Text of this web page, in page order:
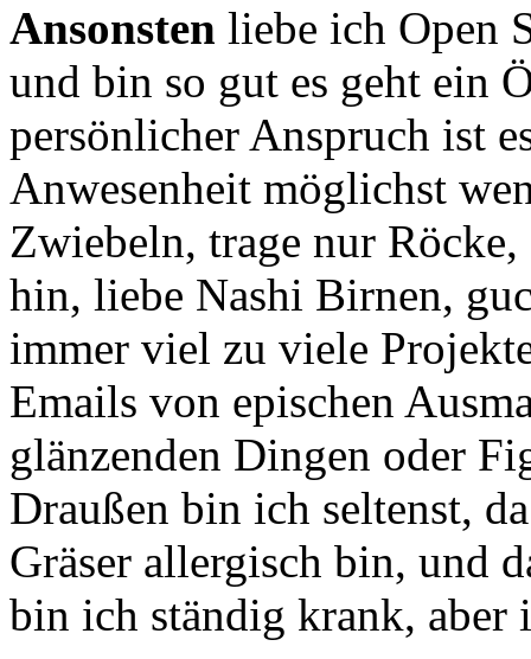
Ansonsten liebe ich Open
und bin so gut es geht ein
persönlicher Anspruch ist
Anwesenheit möglichst
Zwiebeln, trage nur
hin, liebe Nashi Birnen,
immer viel zu viele
Emails von epischen
glänzenden Dingen oder
Draußen bin ich seltenst,
Gräser allergisch bin, und
bin ich ständig krank, aber